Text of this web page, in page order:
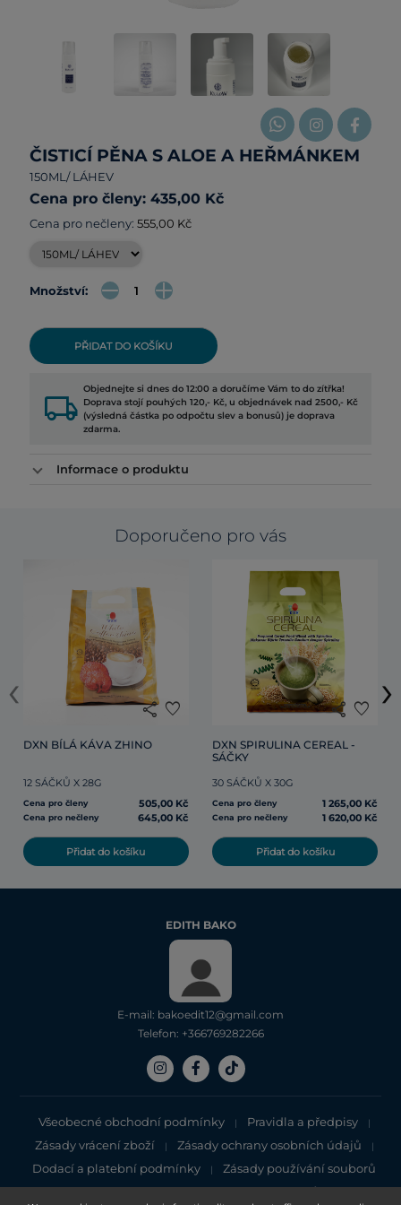
ČISTICÍ PĚNA S ALOE A HEŘMÁNKEM
150ML/ LÁHEV
Cena pro členy: 435,00 Kč
Cena pro nečleny: 555,00 Kč
Množství:
PŘIDAT DO KOŠÍKU
local_shipping Objednejte si dnes do 12:00 a doručíme Vám to do zítřka!
Doprava stojí pouhých 120,- Kč, u objednávek nad 2500,- Kč
(výsledná částka po odpočtu slev a bonusů) je doprava
zdarma.
Informace o produktu
Doporučeno pro vás
share favorite
DXN BÍLÁ KÁVA ZHINO
12 SÁČKŮ X 28G
Cena pro členy 505,00 Kč
Cena pro nečleny 645,00 Kč
Přidat do košíku
share favorite
DXN SPIRULINA CEREAL -
SÁČKY
30 SÁČKŮ X 30G
Cena pro členy 1 265,00 Kč
Cena pro nečleny 1 620,00 Kč
Přidat do košíku
‹ ›
EDITH BAKO
E-mail: bakoedit12@gmail.com
Telefon: +366769282266
Všeobecné obchodní podmínky | Pravidla a předpisy |
Zásady vrácení zboží | Zásady ochrany osobních údajů |
Dodací a platební podmínky |
Zásady používání souborů
cookie
Zásady ochrany osobních údajů